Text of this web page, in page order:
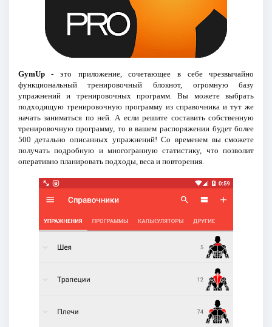
GymUp- это приложение, сочетающее в себе чрезвычайно
функциональный тренировочный блокнот, огромную базу
упражнений и тренировочных программ. Вы можете выбрать
подходящую тренировочную программу из справочника и тут же
начать заниматься по ней. А если решите составить собственную
тренировочную программу, то в вашем распоряжении будет более
500 детально описанных упражнений! Со временем вы сможете
получать подробную и многогранную статистику, что позволит
оперативно планировать подходы, веса и повторения.